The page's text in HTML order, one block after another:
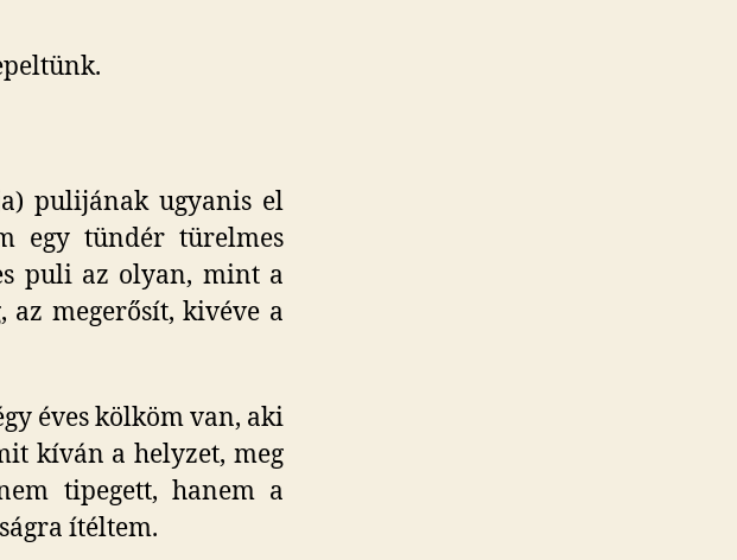
pulijának ugyanis el
egy tündér türelmes
puli az olyan, mint a
az megerősít, kivéve a
éves kölköm van, aki
kíván a helyzet, meg
tipegett, hanem a
ítéltem.